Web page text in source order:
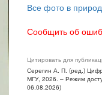
Все фото в
Сообщить об
Цитировать для
Серегин А. П. (ред.)
МГУ, 2026. – Режим
06.08.2026)